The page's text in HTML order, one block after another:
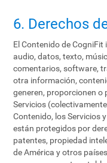
6. Derechos
El Contenido de
audio, datos, texto,
comentarios, software,
otra información,
generen, proporcionen o
Servicios
Contenido, los Servicios
están protegidos por
patentes, propiedad
de América y otros